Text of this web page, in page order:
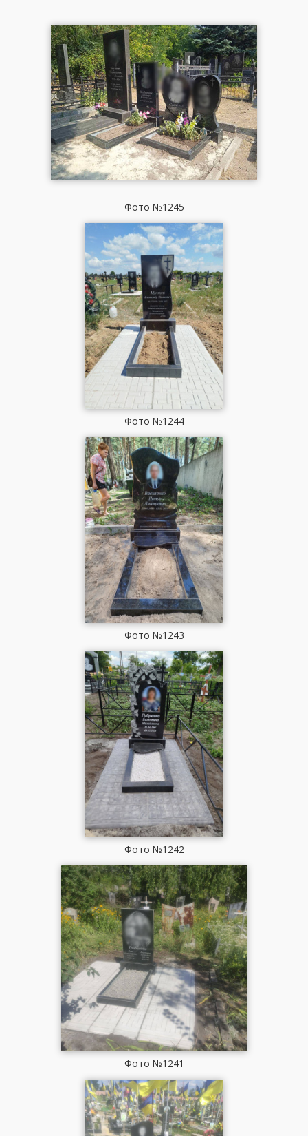
Фото №1245
Фото №1244
Фото №1243
Фото №1242
Фото №1241